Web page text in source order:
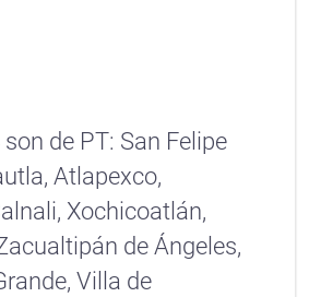
de PT: San Felipe
Atlapexco,
Xochicoatlán,
de Ángeles,
Villa de